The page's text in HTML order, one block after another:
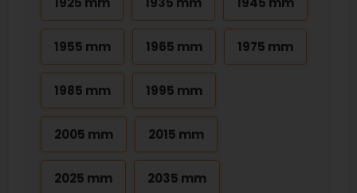
1955 mm 1965 mm 1975 mm
1985 mm 1995 mm
2005 mm 2015 mm
2025 mm 2035 mm